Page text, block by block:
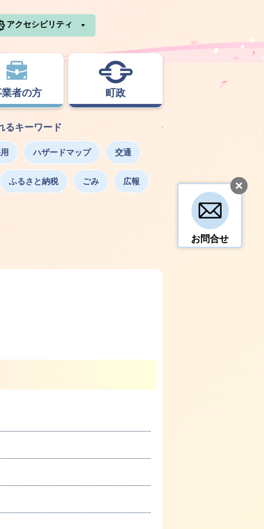
アクセシビリティ
者の方 町政
るキーワード
ハザードマップ 交通
ふるさと納税 ごみ 広報
お問合せ